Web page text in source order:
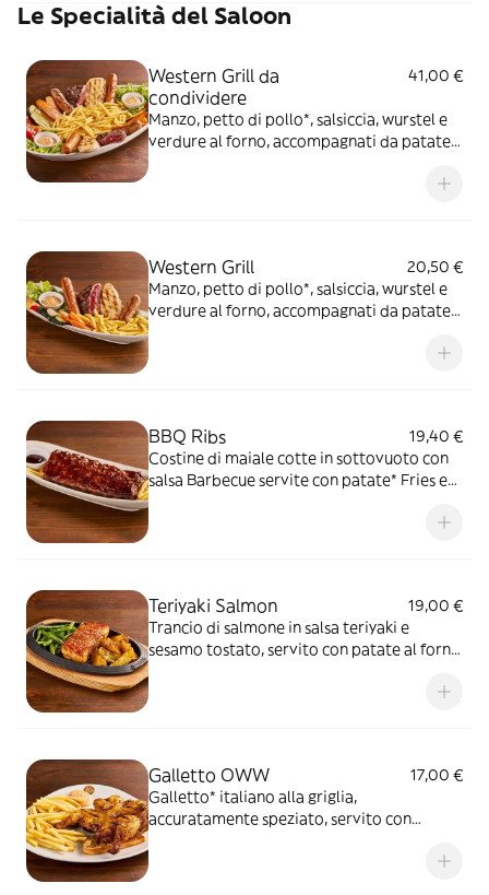
Le Specialità del Saloon
Western Grill da
condividere
41,00 €
Manzo, petto di pollo*, salsiccia, wurstel e
verdure al forno, accompagnati da patate*
Western Grill
20,50 €
Manzo, petto di pollo*, salsiccia, wurstel e
verdure al forno, accompagnati da patate*
BBQ Ribs
19,40 €
Costine di maiale cotte in sottovuoto con
salsa Barbecue servite con patate* Fries e
Teriyaki Salmon
19,00 €
Trancio di salmone in salsa teriyaki e
sesamo tostato, servito con patate al forno
Galletto OWW
17,00 €
Galletto* italiano alla griglia,
accuratamente speziato, servito con